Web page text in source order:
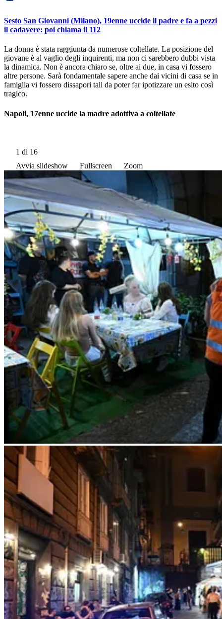
Sesto San Giovanni (Milano), 19enne uccide il padre e fa a pezzi
il cadavere: poi chiama il 112
La donna è stata raggiunta da numerose coltellate. La posizione del
giovane è al vaglio degli inquirenti, ma non ci sarebbero dubbi vista
la dinamica. Non è ancora chiaro se, oltre ai due, in casa vi fossero
altre persone. Sarà fondamentale sapere anche dai vicini di casa se in
famiglia vi fossero dissapori tali da poter far ipotizzare un esito così
tragico.
Napoli, 17enne uccide la madre adottiva a coltellate
1 di 16
Avvia slideshow
Fullscreen Zoom